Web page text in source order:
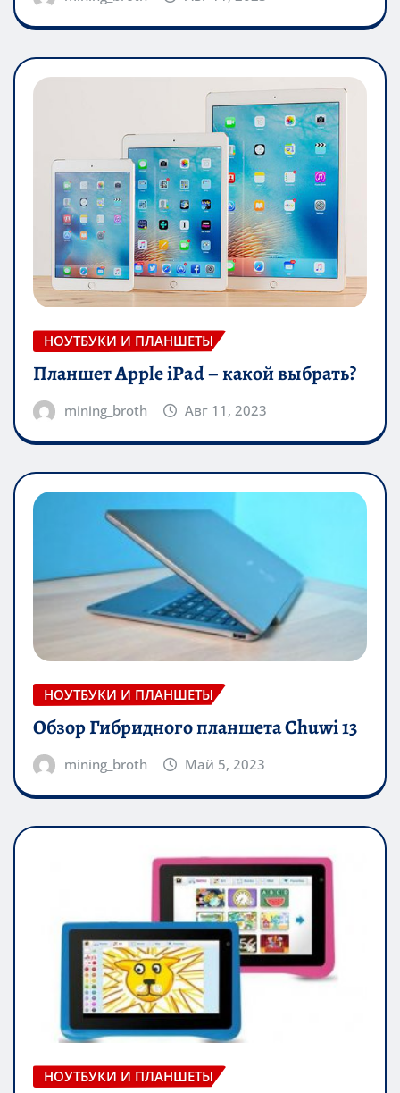
НОУТБУКИ И ПЛАНШЕТЫ
Планшет Apple iPad – какой выбрать?
mining_broth Авг 11, 2023
НОУТБУКИ И ПЛАНШЕТЫ
Обзор Гибридного планшета Chuwi 13
mining_broth Май 5, 2023
НОУТБУКИ И ПЛАНШЕТЫ